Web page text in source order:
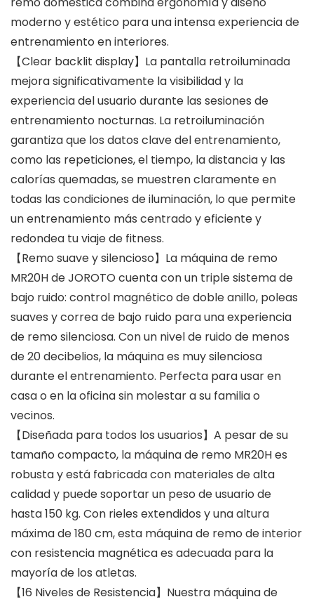
moderno y estético para una intensa experiencia de
entrenamiento en interiores.
【Clear backlit display】La pantalla retroiluminada
mejora significativamente la visibilidad y la
experiencia del usuario durante las sesiones de
entrenamiento nocturnas. La retroiluminación
garantiza que los datos clave del entrenamiento,
como las repeticiones, el tiempo, la distancia y las
calorías quemadas, se muestren claramente en
todas las condiciones de iluminación, lo que permite
un entrenamiento más centrado y eficiente y
redondea tu viaje de fitness.
【Remo suave y silencioso】La máquina de remo
MR20H de JOROTO cuenta con un triple sistema de
bajo ruido: control magnético de doble anillo, poleas
suaves y correa de bajo ruido para una experiencia
de remo silenciosa. Con un nivel de ruido de menos
de 20 decibelios, la máquina es muy silenciosa
durante el entrenamiento. Perfecta para usar en
casa o en la oficina sin molestar a su familia o
vecinos.
【Diseñada para todos los usuarios】A pesar de su
tamaño compacto, la máquina de remo MR20H es
robusta y está fabricada con materiales de alta
calidad y puede soportar un peso de usuario de
hasta 150 kg. Con rieles extendidos y una altura
máxima de 180 cm, esta máquina de remo de interior
con resistencia magnética es adecuada para la
mayoría de los atletas.
【16 Niveles de Resistencia】Nuestra máquina de